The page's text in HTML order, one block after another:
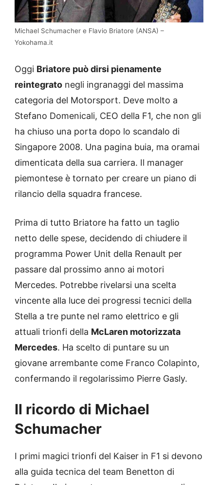
Michael Schumacher e Flavio Briatore (ANSA) –
Yokohama.it
Oggi Briatore può dirsi pienamente
reintegrato negli ingranaggi del massima
categoria del Motorsport. Deve molto a
Stefano Domenicali, CEO della F1, che non gli
ha chiuso una porta dopo lo scandalo di
Singapore 2008. Una pagina buia, ma oramai
dimenticata della sua carriera. Il manager
piemontese è tornato per creare un piano di
rilancio della squadra francese.
Prima di tutto Briatore ha fatto un taglio
netto delle spese, decidendo di chiudere il
programma Power Unit della Renault per
passare dal prossimo anno ai motori
Mercedes. Potrebbe rivelarsi una scelta
vincente alla luce dei progressi tecnici della
Stella a tre punte nel ramo elettrico e gli
attuali trionfi della McLaren motorizzata
Mercedes. Ha scelto di puntare su un
giovane arrembante come Franco Colapinto,
confermando il regolarissimo Pierre Gasly.
Il ricordo di Michael
Schumacher
I primi magici trionfi del Kaiser in F1 si devono
alla guida tecnica del team Benetton di